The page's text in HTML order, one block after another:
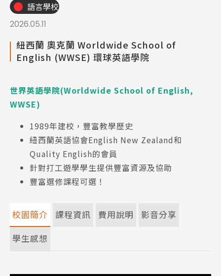
語言學校
2026.05.11
紐西蘭 奧克蘭 Worldwide School of
English (WWSE) 環球英語學院
世界英語學院(Worldwide School of English,
WWSE)
1989年建校，豐富教學歷史
紐西蘭英語協會English New Zealand和
Quality English的會員
針對打工遊學學生提供豐富資源及協助
豐富選修課程可選！
校園簡介 課程資訊 費用說明
影音分享
學生感想